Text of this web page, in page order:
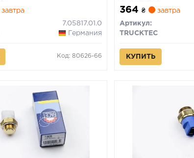
7.05817.01.0
Германия
Код: 80626-66
364₴ завтра
Артикул:
TRUCKTEC
КУПИТЬ